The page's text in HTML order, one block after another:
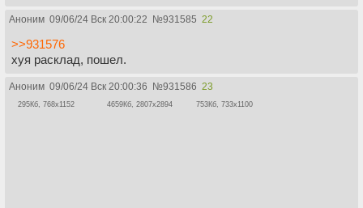
Аноним 09/06/24 Вск 20:00:22 №931585 22
>>931576
хуя расклад, пошел.
Аноним 09/06/24 Вск 20:00:36 №931586 23
295Кб, 768x1152 4659Кб, 2807x2894 753Кб, 733x1100